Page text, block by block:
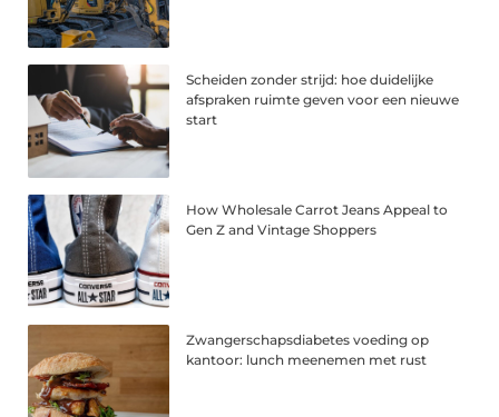
Scheiden zonder strijd: hoe duidelijke
afspraken ruimte geven voor een nieuwe
start
How Wholesale Carrot Jeans Appeal to
Gen Z and Vintage Shoppers
Zwangerschapsdiabetes voeding op
kantoor: lunch meenemen met rust